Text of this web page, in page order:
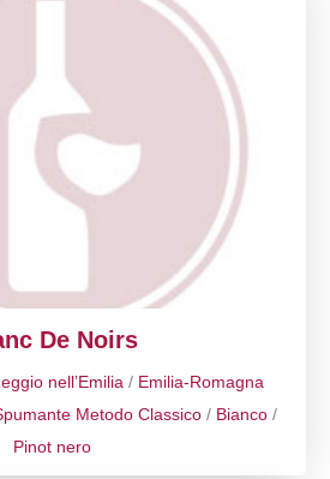
De Noirs
nell’Emilia / Emilia-Romagna
Metodo Classico / Bianco /
Pinot nero